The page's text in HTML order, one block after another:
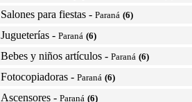
Salones para fiestas - Paraná (6)
Jugueterías - Paraná (6)
Bebes y niños artículos - Paraná (6)
Fotocopiadoras - Paraná (6)
Ascensores - Paraná (6)